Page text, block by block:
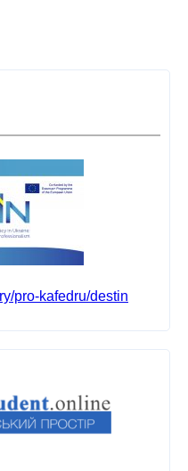
pro-kafedru/destin